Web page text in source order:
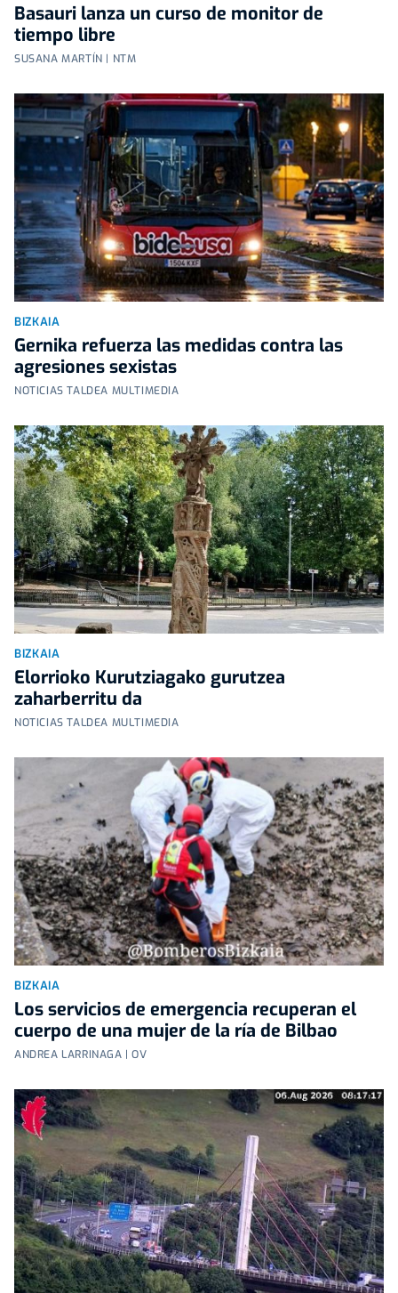
Basauri lanza un curso de monitor de
tiempo libre
SUSANA MARTÍN | NTM
BIZKAIA
Gernika refuerza las medidas contra las
agresiones sexistas
NOTICIAS TALDEA MULTIMEDIA
BIZKAIA
Elorrioko Kurutziagako gurutzea
zaharberritu da
NOTICIAS TALDEA MULTIMEDIA
BIZKAIA
Los servicios de emergencia recuperan el
cuerpo de una mujer de la ría de Bilbao
ANDREA LARRINAGA | OV